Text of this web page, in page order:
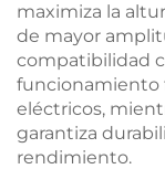
maximiza la
de mayor
compatibilidad
funcionamiento
eléctricos,
garantiza
rendimiento.